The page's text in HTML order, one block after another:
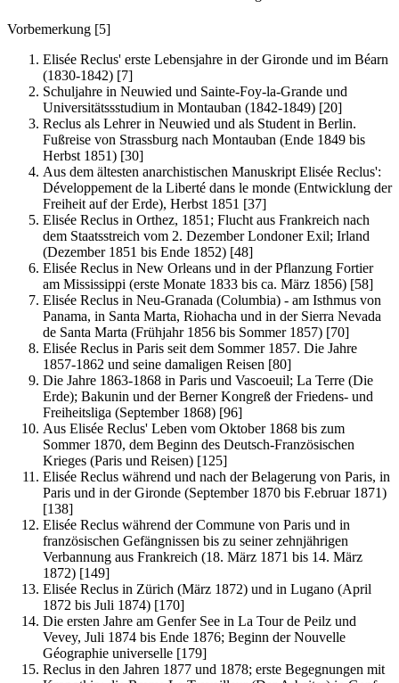
Vorbemerkung [5]
Elisée Reclus' erste Lebensjahre in der Gironde und im Béarn
(1830-1842) [7]
Schuljahre in Neuwied und Sainte-Foy-la-Grande und
Universitätssstudium in Montauban (1842-1849) [20]
Reclus als Lehrer in Neuwied und als Student in Berlin.
Fußreise von Strassburg nach Montauban (Ende 1849 bis
Herbst 1851) [30]
Aus dem ältesten anarchistischen Manuskript Elisée Reclus':
Développement de la Liberté dans le monde (Entwicklung der
Freiheit auf der Erde), Herbst 1851 [37]
Elisée Reclus in Orthez, 1851; Flucht aus Frankreich nach
dem Staatsstreich vom 2. Dezember Londoner Exil; Irland
(Dezember 1851 bis Ende 1852) [48]
Elisée Reclus in New Orleans und in der Pflanzung Fortier
am Mississippi (erste Monate 1833 bis ca. März 1856) [58]
Elisée Reclus in Neu-Granada (Columbia) - am Isthmus von
Panama, in Santa Marta, Riohacha und in der Sierra Nevada
de Santa Marta (Frühjahr 1856 bis Sommer 1857) [70]
Elisée Reclus in Paris seit dem Sommer 1857. Die Jahre
1857-1862 und seine damaligen Reisen [80]
Die Jahre 1863-1868 in Paris und Vascoeuil; La Terre (Die
Erde); Bakunin und der Berner Kongreß der Friedens- und
Freiheitsliga (September 1868) [96]
Aus Elisée Reclus' Leben vom Oktober 1868 bis zum
Sommer 1870, dem Beginn des Deutsch-Französischen
Krieges (Paris und Reisen) [125]
Elisée Reclus während und nach der Belagerung von Paris, in
Paris und in der Gironde (September 1870 bis F.ebruar 1871)
[138]
Elisée Reclus während der Commune von Paris und in
französischen Gefängnissen bis zu seiner zehnjährigen
Verbannung aus Frankreich (18. März 1871 bis 14. März
1872) [149]
Elisée Reclus in Zürich (März 1872) und in Lugano (April
1872 bis Juli 1874) [170]
Die ersten Jahre am Genfer See in La Tour de Peilz und
Vevey, Juli 1874 bis Ende 1876; Beginn der Nouvelle
Géographie universelle [179]
Reclus in den Jahren 1877 und 1878; erste Begegnungen mit